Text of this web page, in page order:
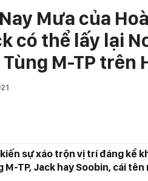
Mưa của
có thể lấy lại
M-TP trên
sự xáo trộn vị trí đáng kể
M-TP, Jack hay Soobin, cái